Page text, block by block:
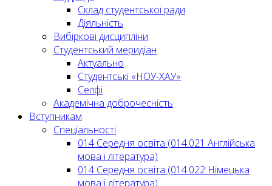
Склад студентської ради
Діяльність
Вибіркові дисципліни
Студентський меридіан
Актуально
Студентські «НОУ-ХАУ»
Селфі
Академічна доброчесність
Вступникам
Спеціальності
014 Середня освіта (014.021 Англійська
мова і література)
014 Середня освіта (014.022 Німецька
мова і література)